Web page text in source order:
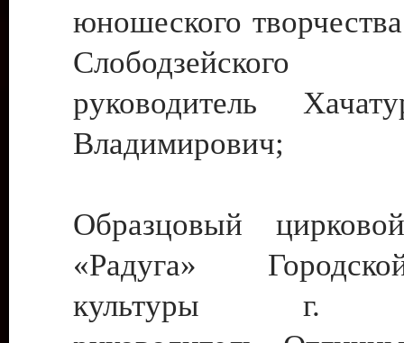
юношеского
руководитель
Владимирович;
Образцовый
«Радуга»
культуры г.